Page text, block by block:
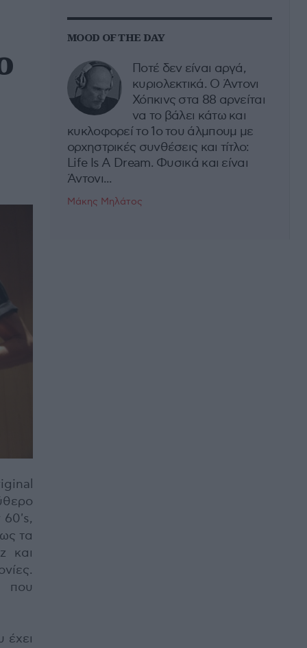
60's,
τα
και
που
έχει
MOOD OF THE DAY
Ποτέ δεν είναι αργά,
κυριολεκτικά. Ο Άντονι
Χόπκινς στα 88 αρνείται
να το βάλει κάτω και
κυκλοφορεί το 1ο του άλμπουμ με
ορχηστρικές συνθέσεις και τίτλο:
Life Is A Dream. Φυσικά και είναι
Άντονι...
Μάκης Μηλάτος